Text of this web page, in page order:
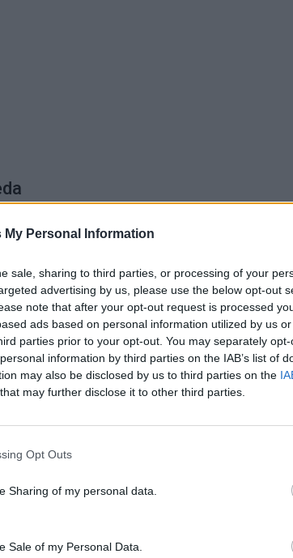
My Personal Information
sale, sharing to third parties, or processing of your
advertising by us, please use the below opt-out
note that after your opt-out request is processed
ads based on personal information utilized by us
parties prior to your opt-out. You may separately
information by third parties on the IAB’s list of
may also be disclosed by us to third parties on the
that may further disclose it to other third parties.
Opt Outs
Sharing of my personal data.
Sale of my Personal Data.